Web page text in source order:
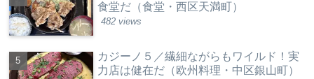
食堂だ（食堂・西区天満町）
482 views
カジーノ５／繊細ながらもワイルド！実
力店は健在だ（欧州料理・中区銀山町）